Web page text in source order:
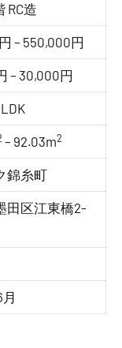
RC造
– 550,000円
– 30,000円
– 92.03m2
錦糸町
田区江東橋2-